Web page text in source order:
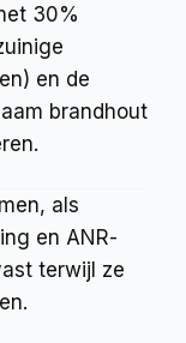
30%
en de
brandhout
als
en ANR-
terwijl ze